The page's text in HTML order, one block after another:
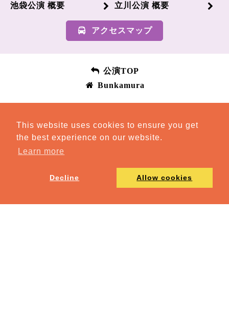
This website uses cookies to ensure you get
the best experience on our website.
Learn more
Decline Allow cookies
池袋公演 概要
立川公演 概要
アクセスマップ
公演TOP
Bunkamura